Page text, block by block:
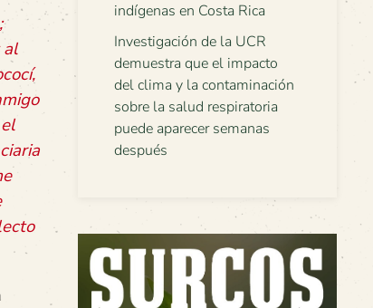
al
indígenas en Costa Rica
Investigación de la UCR
demuestra que el impacto
del clima y la contaminación
sobre la salud respiratoria
puede aparecer semanas
después